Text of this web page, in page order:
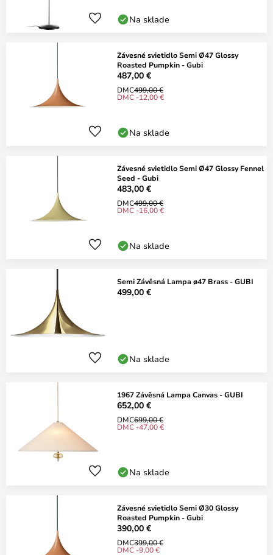
Na sklade
Závesné svietidlo Semi Ø47 Glossy
Roasted Pumpkin - Gubi
487,00 €
DMC499,00 €
DMC -12,00 €
Na sklade
Závesné svietidlo Semi Ø47 Glossy Fennel
Seed - Gubi
483,00 €
DMC499,00 €
DMC -16,00 €
Na sklade
Semi Závěsná Lampa ø47 Brass - GUBI
499,00 €
Na sklade
1967 Závěsná Lampa Canvas - GUBI
652,00 €
DMC699,00 €
DMC -47,00 €
Na sklade
Závesné svietidlo Semi Ø30 Glossy
Roasted Pumpkin - Gubi
390,00 €
DMC399,00 €
DMC -9,00 €